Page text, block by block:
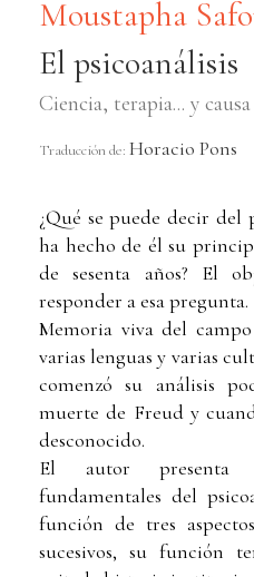
Moustapha
El psicoanálisis
Ciencia, terapia... y causa
Traducción de: Horacio Pons
¿Qué se puede decir del
ha hecho de él su
de sesenta años? El
responder a esa pregunta.
Memoria viva del
varias lenguas y varias
comenzó su análisis
muerte de Freud y
desconocido.
El autor presenta
fundamentales del
función de tres
sucesivos, su función